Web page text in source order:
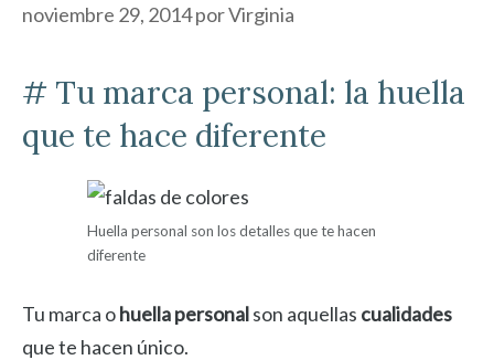
noviembre 29, 2014porVirginia
# Tu marca personal: la huella
que te hace diferente
Huella personal son los detalles que te hacen
diferente
Tu marca ohuella personalson aquellas cualidades
que te hacen único.